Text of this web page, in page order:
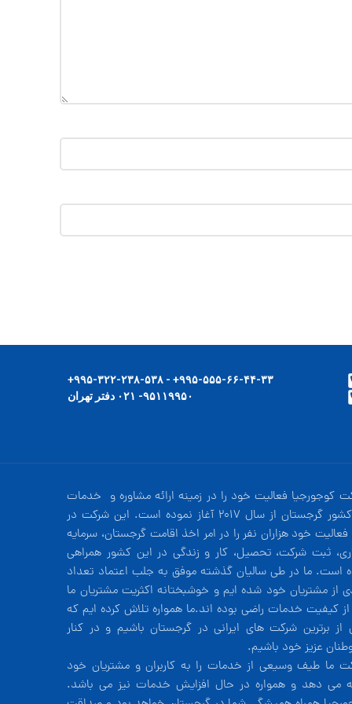
۹۹۵-۵۵۵-۶۶-۴۴-۳۳+ - ۹۹۵-۳۲۲-۲۳۸-۵۳۸+
۹۵۱۱۹۹۵۰- ۰۲۱ دفتر تهران
کوجورجیا فعالیت خود را در زمینه ارائه مشاوره و خدمات
در کشور گرجستان از سال 2017 آغاز نموده است. این شرکت در
خود هزاران نفر را در امر اخذ اقامت گرجستان، سرمایه
ثبت شرکت، تحصیل، کار و زندگی در این کشور همراهی
است. ما در طی سالیان گذشته موفق به جلب اعتماد تعداد
از مشتریان خود شده ایم و خوشبختانه اکثریت مشتریان ما
از کیفیت خدمات راضی بوده اند.ما همواره تلاش کرده ایم که
از برترین شرکت های ایرانی در گرجستان باشیم و در کنار
عزیز خود باشیم.
ما طیف وسیعی از خدمات را به کاربران و مشتریان خود
می دهد و همواره در حال افزایش خدمات نیز می باشد.